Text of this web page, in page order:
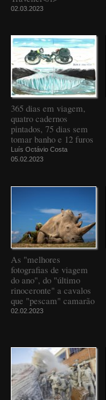
02.03.2023
365 dias em viagem,
quatro cadernos
pintados, 75 dias sem
tomar banho e 12 furos
Luís Octávio Costa
05.02.2023
As "melhores
fotografias de viagem
do ano", do "último
rinoceronte" a cavalos
que "pescam" camarão
02.02.2023